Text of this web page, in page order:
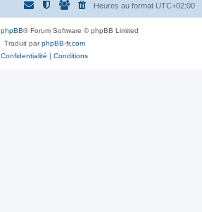
Heures au format UTC+02:00
phpBB® Forum Software © phpBB Limited
Traduit parphpBB-fr.com
Confidentialité | Conditions